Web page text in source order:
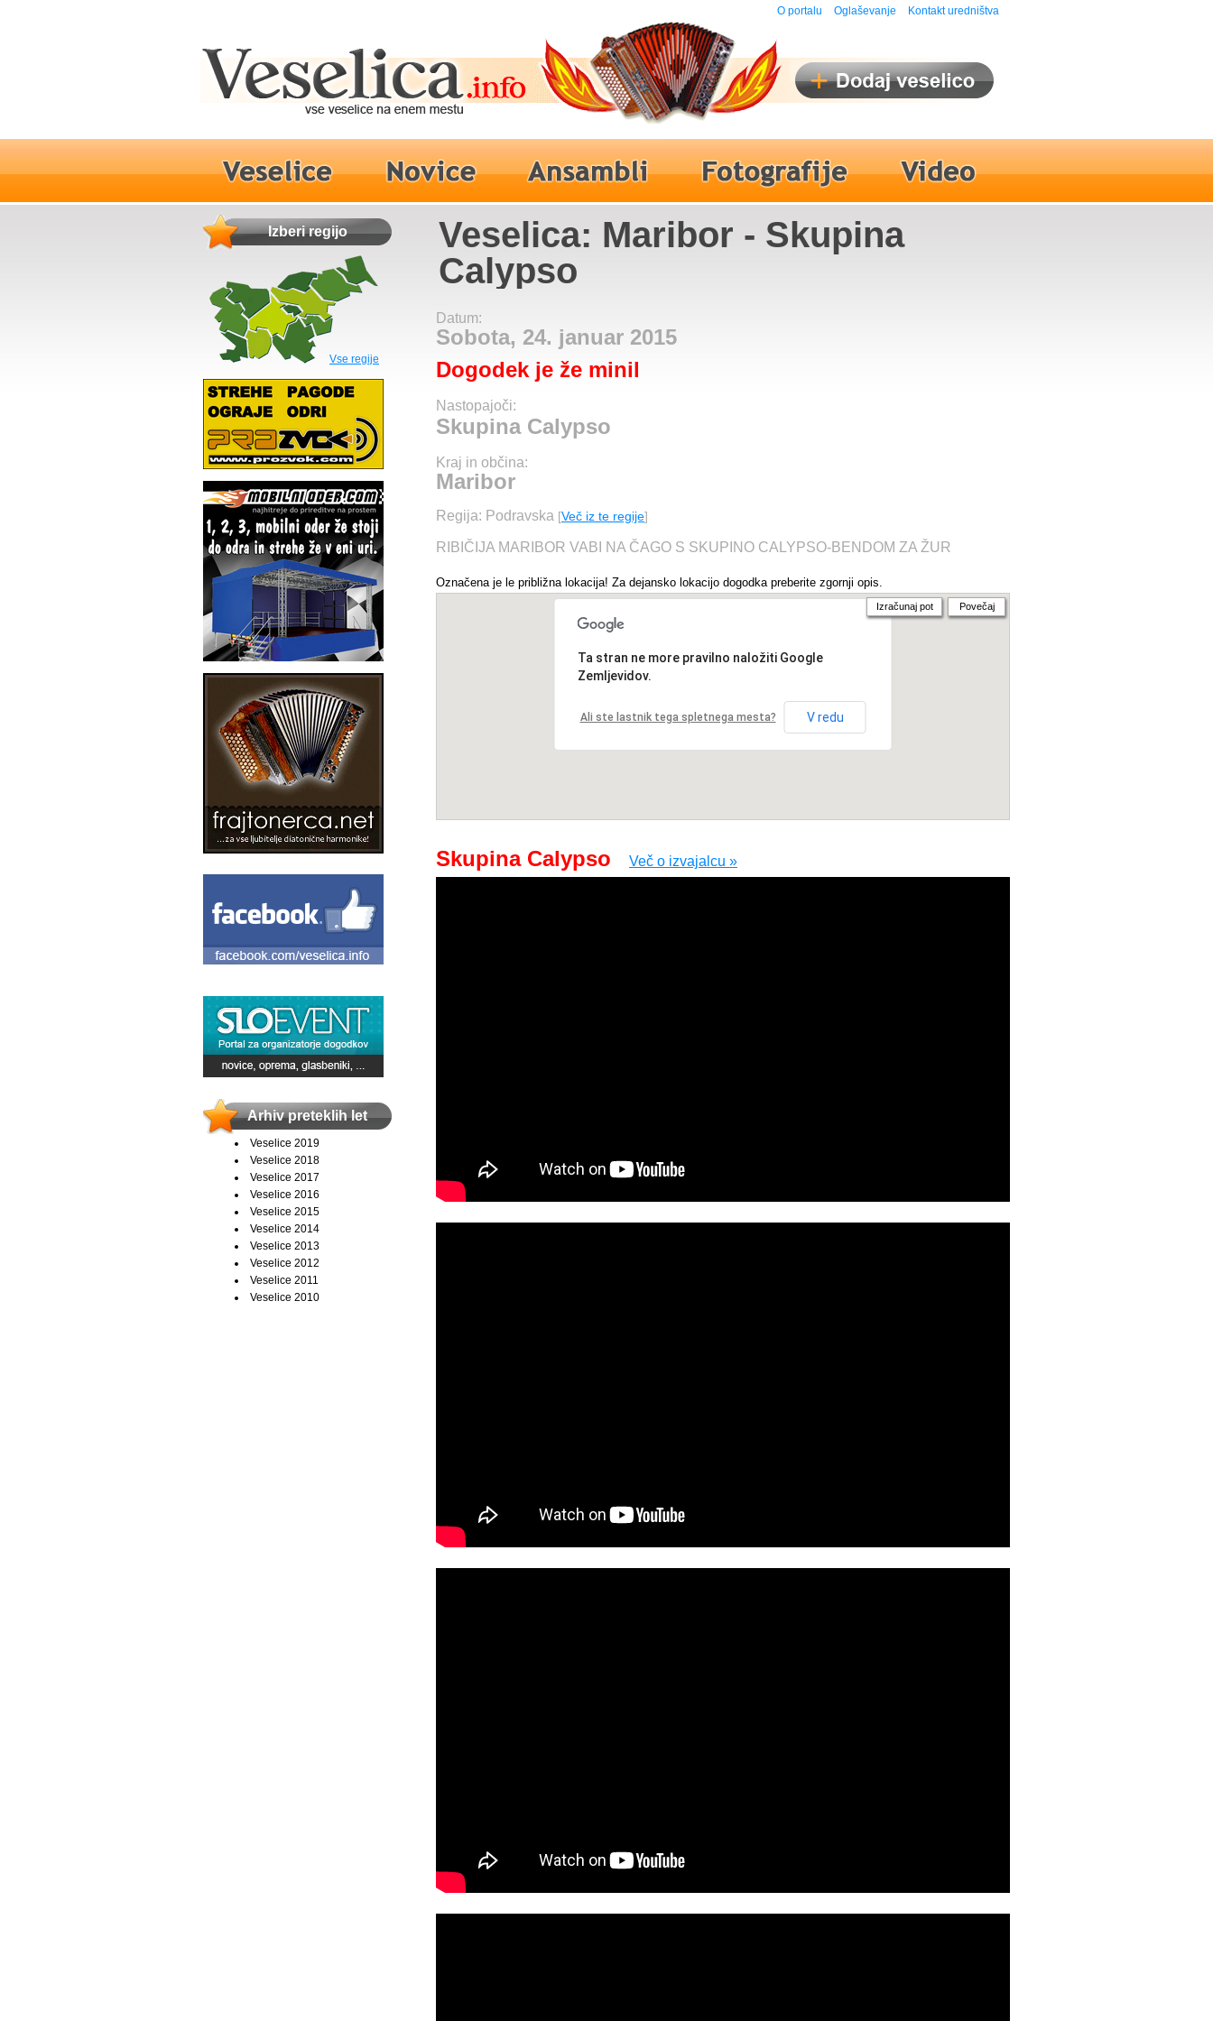
O portalu Oglaševanje Kontakt uredništva
Izberi regijo
Vse regije
Arhiv preteklih let
Veselice 2019
Veselice 2018
Veselice 2017
Veselice 2016
Veselice 2015
Veselice 2014
Veselice 2013
Veselice 2012
Veselice 2011
Veselice 2010
Veselica: Maribor - Skupina
Calypso
Datum:
Sobota, 24. januar 2015
Dogodek je že minil
Nastopajoči:
Skupina Calypso
Kraj in občina:
Maribor
Regija: Podravska [Več iz te regije]
RIBIČIJA MARIBOR VABI NA ČAGO S SKUPINO CALYPSO-BENDOM ZA ŽUR
Označena je le približna lokacija! Za dejansko lokacijo dogodka preberite zgornji opis.
Ta stran ne more pravilno naložiti Google
Zemljevidov.
Ali ste lastnik tega spletnega mesta? V redu
Izračunaj pot Povečaj
Skupina Calypso Več o izvajalcu »